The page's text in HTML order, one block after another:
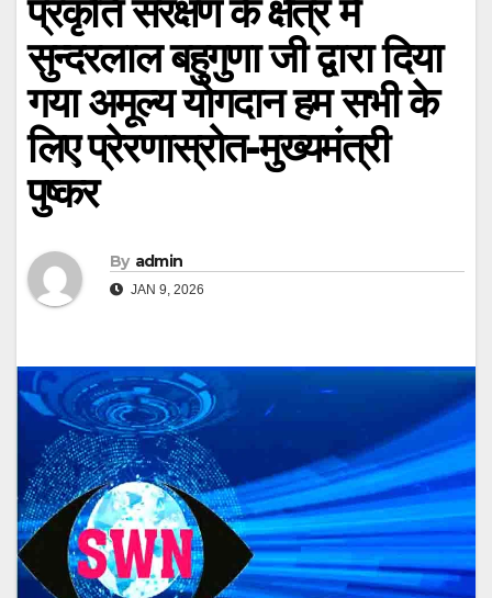
प्रकृति संरक्षण के क्षेत्र में
सुन्दरलाल बहुगुणा जी द्वारा दिया
गया अमूल्य योगदान हम सभी के
लिए प्रेरणास्रोत-मुख्यमंत्री
पुष्कर
By admin
JAN 9, 2026